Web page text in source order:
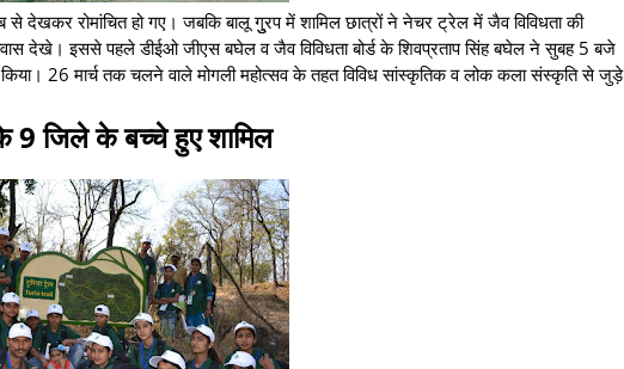
से देखकर रोमांचित हो गए। जबकि बालू गुु्रप में शामिल छात्रों ने नेचर ट्रेल में जैव विविधता की
देखे। इससे पहले डीईओ जीएस बघेल व जैव विविधता बोर्ड के शिवप्रताप सिंह बघेल ने सुबह 5 बजे
किया। 26 मार्च तक चलने वाले मोगली महोत्सव के तहत विविध सांस्कृतिक व लोक कला संस्कृति से जुड़े
9 जिले के बच्चे हुए शामिल